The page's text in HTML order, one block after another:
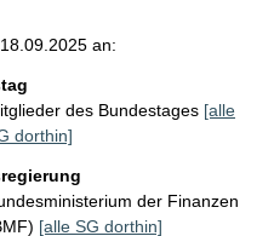
an:
des Bundestages [alle
dorthin]
der Finanzen
[alle SG dorthin]